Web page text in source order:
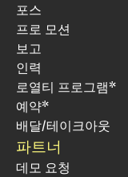
포스
프로 모션
보고
인력
로열티 프로그램*
예약*
배달/테이크아웃
파트너
데모 요청